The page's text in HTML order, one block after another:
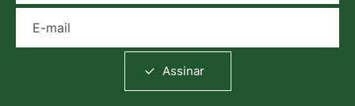
Assinar